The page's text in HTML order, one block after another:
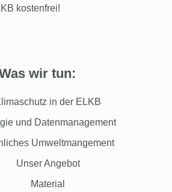
kostenfrei!
wir tun:
in der ELKB
und Datenmanagement
Umweltmangement
Unser Angebot
Material